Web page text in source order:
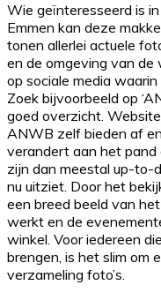
Wie geïnteresseerd is
Emmen kan deze
tonen allerlei actuele
en de omgeving van de
op sociale media
Zoek bijvoorbeeld op
goed overzicht.
ANWB zelf bieden af
verandert aan het
zijn dan meestal up-to-
nu uitziet. Door het
een breed beeld van
werkt en de
winkel. Voor iedereen
brengen, is het slim om
verzameling foto’s.